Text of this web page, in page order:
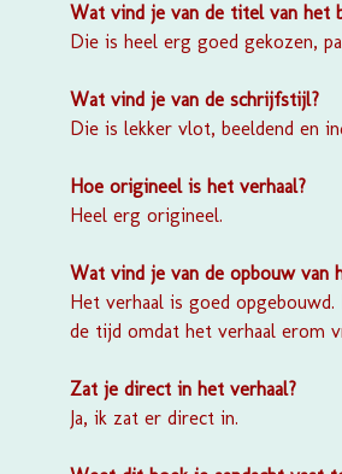
Wat vind je van de titel van het
Die is heel erg goed gekozen,
Wat vind je van de schrijfstijl?
Die is lekker vlot, beeldend en
Hoe origineel is het verhaal?
Heel erg origineel.
Wat vind je van de opbouw van
Het verhaal is goed
de tijd omdat het verhaal erom
Zat je direct in het verhaal?
Ja, ik zat er direct in.